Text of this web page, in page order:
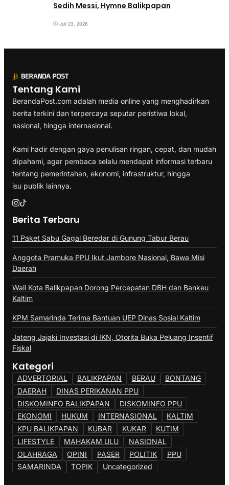
Sedih Messi, Hymne Balikpapan
Juli 23, 2026
Tentang Kami
BerandaPost.com adalah media online yang menghadirkan
berita terkini dan terpercaya seputar peristiwa lokal,
nasional, hingga internasional.
Kami hadir dengan gaya penulisan ringan, cepat, dan mudah
dipahami, agar pembaca selalu mendapat informasi terbaru
tentang pemerintahan, ekonomi, infrastruktur, hingga
isu publik lainnya.
Berita Terbaru
11 Paket Sabu Gagal Beredar di Gunung Tabur Berau
Anggota Pramuka PPU Ikut Jambore Nasional, Bawa Misi
Daerah
Wali Kota Balikpapan Dorong Percepatan DBH dan Bankeu
Kaltim
KPM Samarinda Terima Bantuan UEP Dinas Sosial Kaltim
Jateng Jajaki Investasi di IKN, Otorita Buka Peluang Insentif
Fiskal
Kategori
ADVERTORIAL BALIKPAPAN BERAU
BONTANG
DAERAH
DINAS PERIKANAN PPU
DISKOMINFO BALIKPAPAN
DISKOMINFO PPU
EKONOMI
HUKUM INTERNASIONAL
KALTIM
KPU BALIKPAPAN
KUBAR KUKAR
KUTIM
LIFESTYLE
MAHAKAM ULU
NASIONAL
OLAHRAGA
OPINI PASER POLITIK
PPU
SAMARINDA
TOPIK Uncategorized